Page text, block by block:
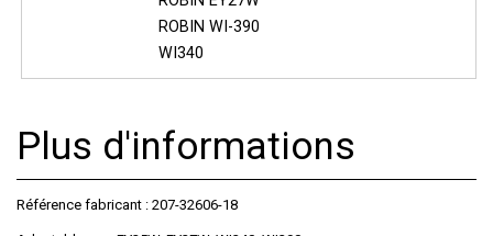
ROBIN WI-390
WI340
Plus d'informations
Référence fabricant : 207-32606-18